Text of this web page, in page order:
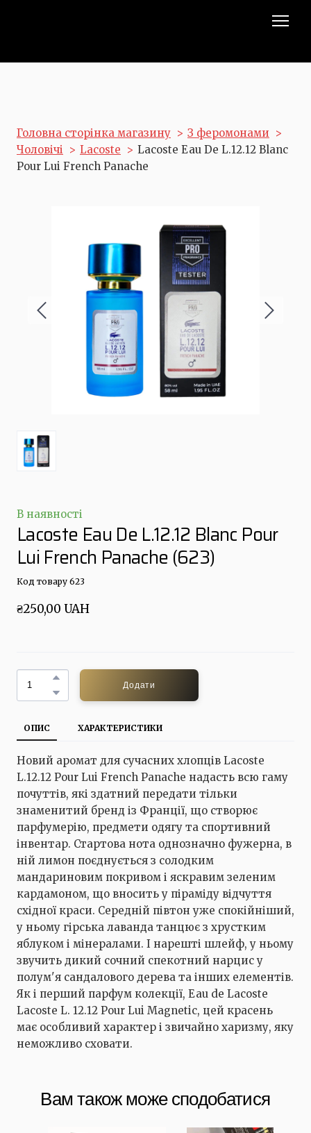
Головна сторінка магазину
З феромонами
Чоловічі
Lacoste
Lacoste Eau De L.12.12 Blanc
Pour Lui French Panache
В наявності
Lacoste Eau De L.12.12 Blanc Pour
Lui French Panache (623)
Код товару 623
₴250,00 UAH
Додати
ОПИС ХАРАКТЕРИСТИКИ
Новий аромат для сучасних хлопців Lacoste
L.12.12 Pour Lui French Panache надасть всю гаму
почуттів, які здатний передати тільки
знаменитий бренд із Франції, що створює
парфумерію, предмети одягу та спортивний
інвентар. Стартова нота однозначно фужерна, в
ній лимон поєднується з солодким
мандариновим покривом і яскравим зеленим
кардамоном, що вносить у піраміду відчуття
східної краси. Середній півтон уже спокійніший,
у ньому гірська лаванда танцює з хрустким
яблуком і мінералами. І нарешті шлейф, у ньому
звучить дикий сочний спекотний нарцис у
полум'я сандалового дерева та інших елементів.
Як і перший парфум колекції, Eau de Lacoste
Lacoste L. 12.12 Pour Lui Magnetic, цей красень
має особливий характер і звичайно харизму, яку
неможливо сховати.
Вам також може сподобатися